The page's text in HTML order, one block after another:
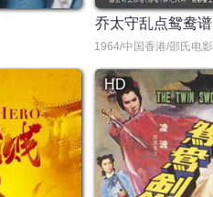
乔太守乱点鸳鸯谱
1964/中国香港/邵氏电影
HD